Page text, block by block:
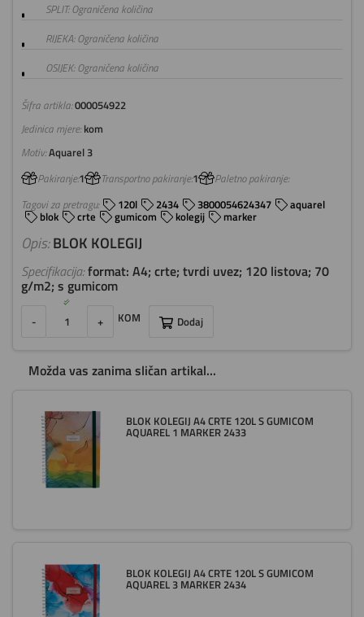
Šifra artikla:000054922
Jedinica mjere: kom
Opis:BLOK KOLEGIJ
Specifikacija:format: A4; crte; tvrdi uvez; 120 listova; 70
g/m2; s gumicom
Motiv:Aquarel 3
Tagovi za pretragu: 120l 2434 3800054624347 aquarel
blok crte gumicom kolegij marker
SPLIT: Ograničena količina
RIJEKA: Ograničena količina
OSIJEK: Ograničena količina
Pakiranje:1 Transportno pakiranje:1 Paletno pakiranje:
- + KOM Dodaj
Možda vas zanima sličan artikal...
BLOK KOLEGIJ A4 CRTE 120L S GUMICOM
AQUAREL 1 MARKER 2433
BLOK KOLEGIJ A4 CRTE 120L S GUMICOM
AQUAREL 3 MARKER 2434